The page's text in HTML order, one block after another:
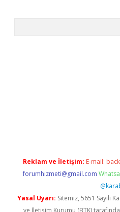
Reklam ve İletişim: E-mail:
forumhizmeti@gmail.com
Yasal Uyarı: Sitemiz, 5651 Sayılı
ve İletişim Kurumu (BTK)